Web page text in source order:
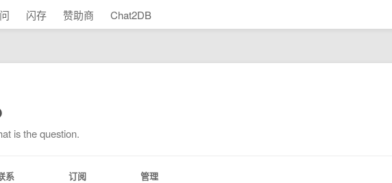
闪存 赞助商 Chat2DB
is the question.
系 订阅 管理